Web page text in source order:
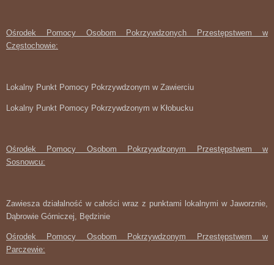
Ośrodek Pomocy Osobom Pokrzywdzonych Przestępstwem w
Częstochowie:
Lokalny Punkt Pomocy Pokrzywdzonym w Zawierciu
Lokalny Punkt Pomocy Pokrzywdzonym w Kłobucku
Ośrodek Pomocy Osobom Pokrzywdzonym Przestępstwem w
Sosnowcu:
Zawiesza działalność w całości wraz z punktami lokalnymi w Jaworznie,
Dąbrowie Górniczej, Będzinie
Ośrodek Pomocy Osobom Pokrzywdzonym Przestępstwem w
Parczewie: